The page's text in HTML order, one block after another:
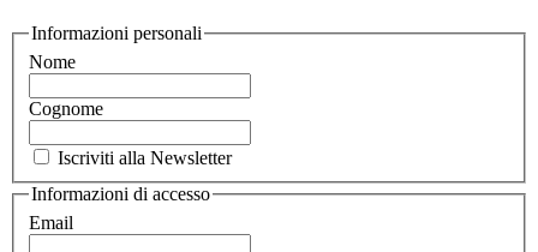
Informazioni personali
Nome
Cognome
Iscriviti alla Newsletter
Informazioni di accesso
Email